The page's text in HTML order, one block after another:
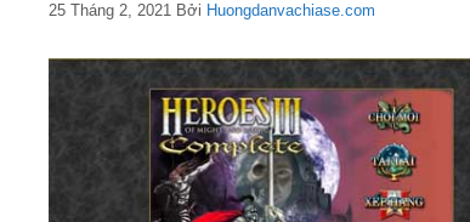
25 Tháng 2, 2021 Bởi Huongdanvachiase.com